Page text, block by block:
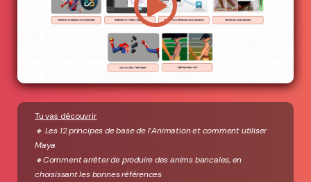
Tu vas découvrir
🔸 Les 12 principes de base de l’Animation et comment utiliser
Maya
🔸Comment arrêter de produire des anims bancales, en
choisissant les bonnes références